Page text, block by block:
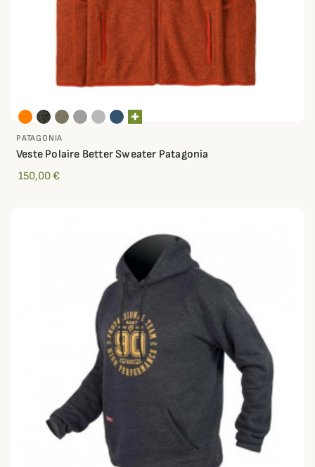
PATAGONIA
Veste Polaire Better Sweater Patagonia
150,00 €